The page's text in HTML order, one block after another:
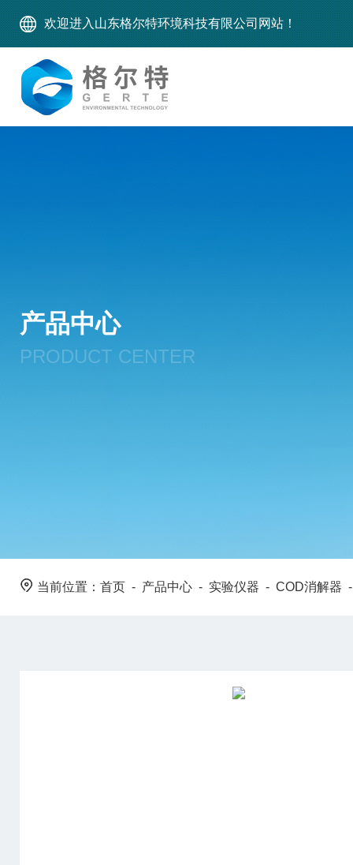
欢迎进入山东格尔特环境科技有限公司网站！
产品中心
PRODUCT CENTER
当前位置： 首页 - 产品中心 - 实验仪器 - COD消解器